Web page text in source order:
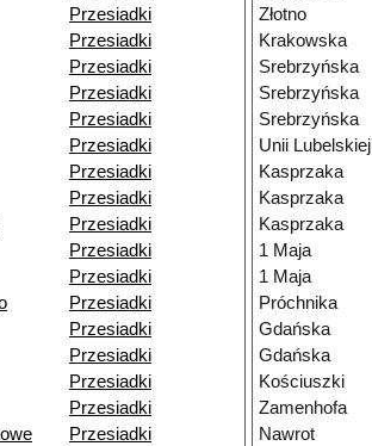
Przesiadki
Przesiadki
Przesiadki
Przesiadki
Przesiadki
Przesiadki
Przesiadki
Przesiadki
Przesiadki
Przesiadki
Przesiadki
Przesiadki
Przesiadki
Przesiadki
Przesiadki
Przesiadki
Przesiadki
Złotno
Krakowska
Srebrzyńska
Srebrzyńska
Srebrzyńska
Unii Lubelskiej
Kasprzaka
Kasprzaka
Kasprzaka
1 Maja
1 Maja
Próchnika
Gdańska
Gdańska
Kościuszki
Zamenhofa
Nawrot